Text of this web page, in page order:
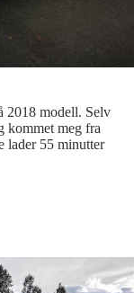
2018 modell. Selv
kommet meg fra
lader 55 minutter